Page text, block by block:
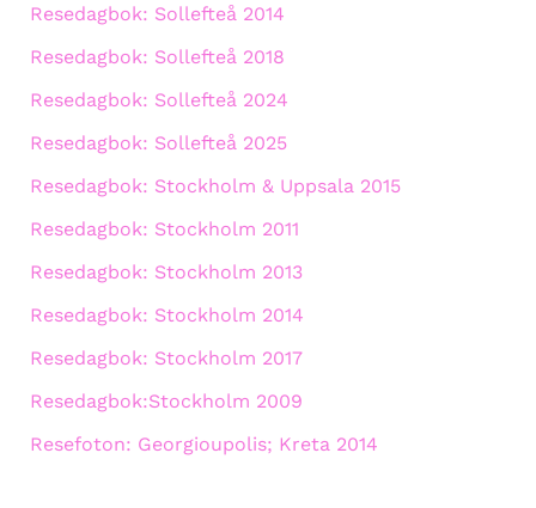
Resedagbok: Sollefteå 2014
Resedagbok: Sollefteå 2018
Resedagbok: Sollefteå 2024
Resedagbok: Sollefteå 2025
Resedagbok: Stockholm & Uppsala 2015
Resedagbok: Stockholm 2011
Resedagbok: Stockholm 2013
Resedagbok: Stockholm 2014
Resedagbok: Stockholm 2017
Resedagbok:Stockholm 2009
Resefoton: Georgioupolis; Kreta 2014